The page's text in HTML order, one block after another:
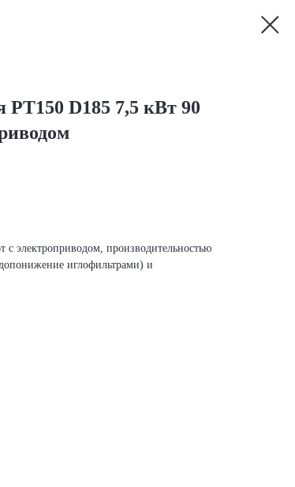
D185 7,5 кВт 90
электроприводом, производительностью
иглофильтрами) и